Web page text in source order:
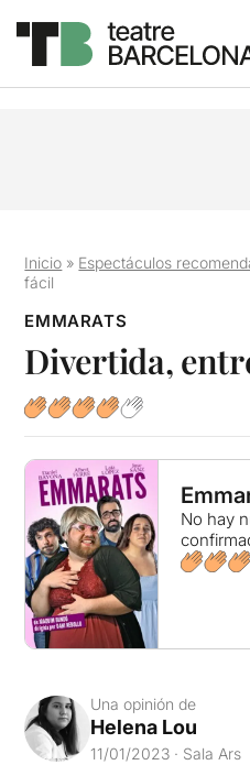
Inicio » Espectáculos
fácil
EMMARATS
Divertida,
No hay
Una opinión de
Helena Lou
11/01/2023 · Sala Ars